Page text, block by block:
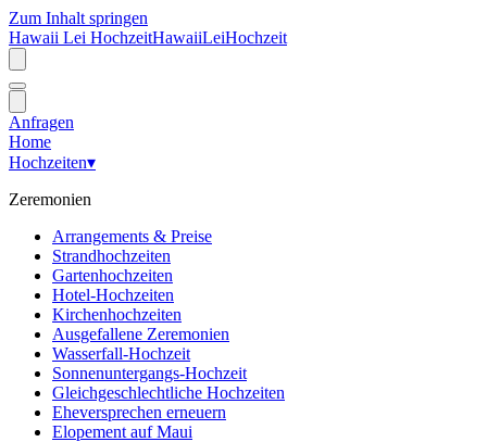
Zum Inhalt springen
Hawaii Lei HochzeitHawaiiLeiHochzeit
Anfragen
Home
Hochzeiten▾
Zeremonien
Arrangements & Preise
Strandhochzeiten
Gartenhochzeiten
Hotel-Hochzeiten
Kirchenhochzeiten
Ausgefallene Zeremonien
Wasserfall-Hochzeit
Sonnenuntergangs-Hochzeit
Gleichgeschlechtliche Hochzeiten
Eheversprechen erneuern
Elopement auf Maui